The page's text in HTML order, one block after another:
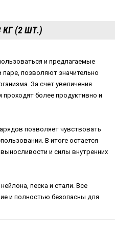
(2 ШТ.)
и предлагаемые
позволяют значительно
За счет увеличения
проходят более продуктивно и
позволяет чувствовать
В итоге остается
и силы внутренних
песка и стали. Все
и полностью безопасны для